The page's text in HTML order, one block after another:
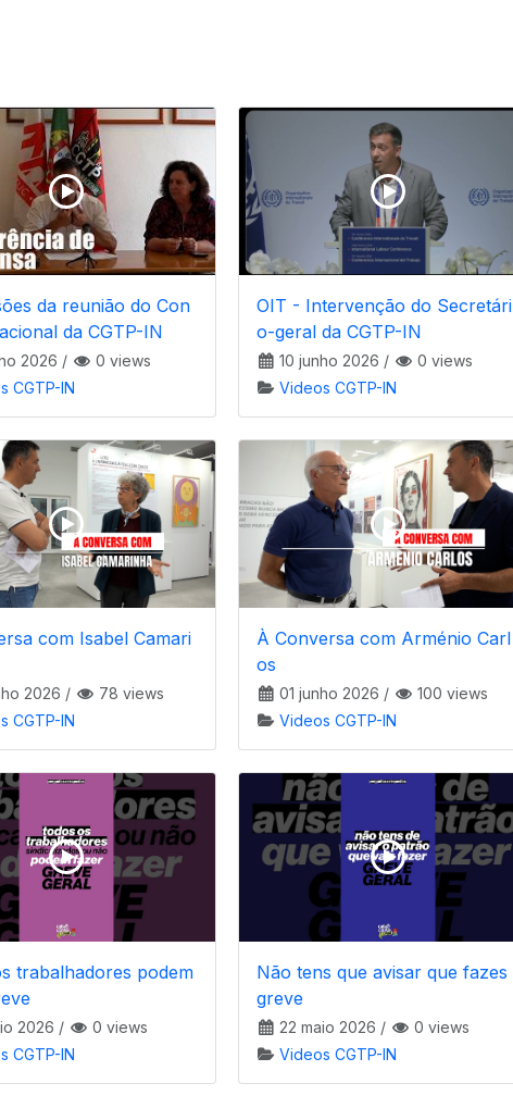
da reunião do Con
da CGTP-IN
2026 /
0 views
CGTP-IN
OIT - Intervenção do Secretári
o-geral da CGTP-IN
10 junho 2026 /
0 views
Videos CGTP-IN
com Isabel Camari
2026 /
78 views
CGTP-IN
À Conversa com Arménio Carl
os
01 junho 2026 /
100 views
Videos CGTP-IN
trabalhadores podem
2026 /
0 views
CGTP-IN
Não tens que avisar que fazes
greve
22 maio 2026 /
0 views
Videos CGTP-IN